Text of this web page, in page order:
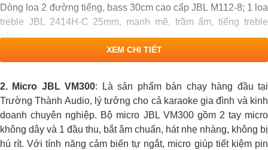
Dòng loa 2 đường tiếng, bass 30cm cao cấp JBL M112-8; 1 loa
treble JBL 2414H-C 25mm, mạnh mẽ, trầm ấm, tiếng treble
sáng.
Công suất tối đa: 300 W / 600 W / 1200 W.
Tần số đáp tuyến62 Hz – 19 kHz (+3 dB); Độ nhạy 95 dB SPL.
hảo với các thiết bị khác như cục đẩy DT, vang số Vatasa.
XEM CHI TIẾT
2. Micro JBL VM300: Là sản phẩm bán chạy hàng đầu tại
Trường Thành Audio, lý tưởng cho cả karaoke gia đình và kinh
doanh chuyên nghiệp. Bộ micro JBL VM300 gồm 2 tay micro
không dây và 1 đầu thu, bắt âm chuẩn, hát nhẹ nhàng, không bị
hú rít. Với tính năng cảm biến tự ngắt, micro giúp tiết kiệm pin